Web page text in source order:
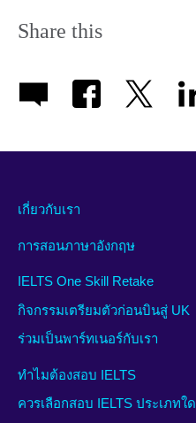
Share this
เกี่ยวกับเรา
การสอนภาษาอังกฤษ
IELTS One Skill Retake
กิจกรรมเตรียมตัวก่อนบินสู่ UK
ร่วมเป็นพาร์ทเนอร์กับเรา
ทำไมต้องสอบ IELTS
ควรเลือกสอบ IELTS ประเภทใด